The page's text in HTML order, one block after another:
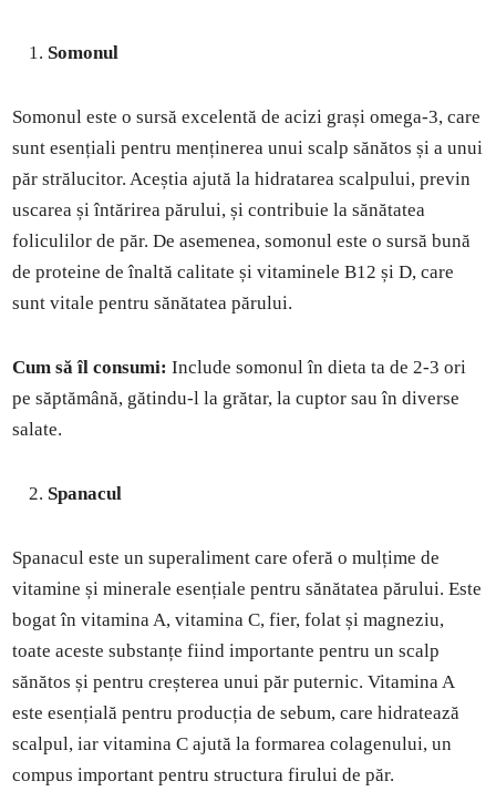
Somonul
Somonul este o sursă excelentă de acizi grași omega-3, care
sunt esențiali pentru menținerea unui scalp sănătos și a unui
păr strălucitor. Aceștia ajută la hidratarea scalpului, previn
uscarea și întărirea părului, și contribuie la sănătatea
foliculilor de păr. De asemenea, somonul este o sursă bună
de proteine de înaltă calitate și vitaminele B12 și D, care
sunt vitale pentru sănătatea părului.
Cum să îl consumi: Include somonul în dieta ta de 2-3 ori
pe săptămână, gătindu-l la grătar, la cuptor sau în diverse
salate.
Spanacul
Spanacul este un superaliment care oferă o mulțime de
vitamine și minerale esențiale pentru sănătatea părului. Este
bogat în vitamina A, vitamina C, fier, folat și magneziu,
toate aceste substanțe fiind importante pentru un scalp
sănătos și pentru creșterea unui păr puternic. Vitamina A
este esențială pentru producția de sebum, care hidratează
scalpul, iar vitamina C ajută la formarea colagenului, un
compus important pentru structura firului de păr.